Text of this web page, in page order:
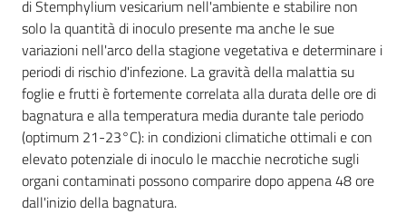
di Stemphylium vesicarium nell'ambiente e stabilire non
solo la quantità di inoculo presente ma anche le sue
variazioni nell'arco della stagione vegetativa e determinare i
periodi di rischio d'infezione. La gravità della malattia su
foglie e frutti è fortemente correlata alla durata delle ore di
bagnatura e alla temperatura media durante tale periodo
(optimum 21-23°C): in condizioni climatiche ottimali e con
elevato potenziale di inoculo le macchie necrotiche sugli
organi contaminati possono comparire dopo appena 48 ore
dall'inizio della bagnatura.